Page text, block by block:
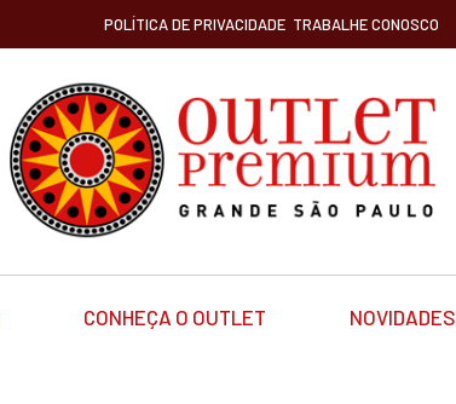
POLÍTICA DE PRIVACIDADE TRABALHE CONOSCO
CONHEÇA O OUTLET NOVIDADES